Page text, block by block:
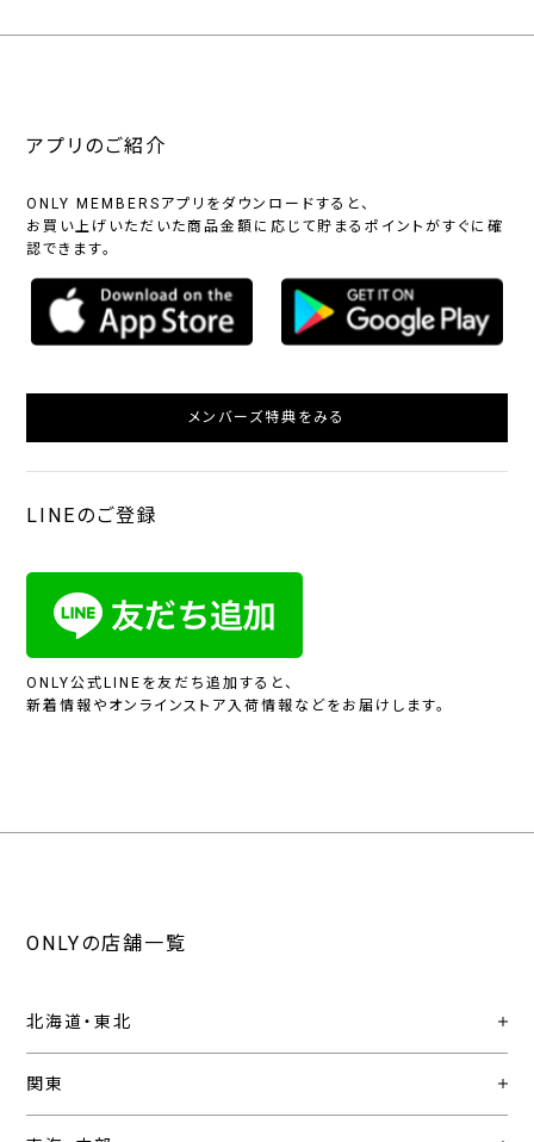
アプリのご紹介
ONLY MEMBERSアプリをダウンロードすると、
お買い上げいただいた商品金額に応じて貯まるポイントがすぐに確
認できます。
メンバーズ特典をみる
LINEのご登録
ONLY公式LINEを友だち追加すると、
新着情報やオンラインストア入荷情報などをお届けします。
ONLYの店舗一覧
北海道・東北
関東